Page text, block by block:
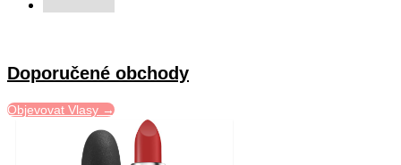
Doporučené obchody
Objevovat Vlasy →